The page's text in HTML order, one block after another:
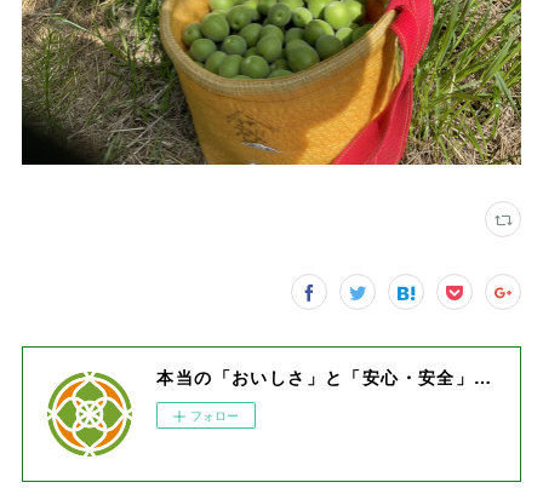
本当の「おいしさ」と「安心・安全」をお届けします。
フォロー